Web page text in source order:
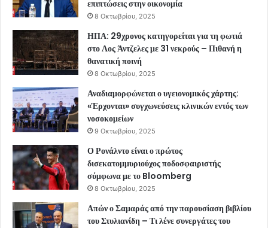
επιπτώσεις στην οικονομία
8 Οκτωβρίου, 2025
ΗΠΑ: 29χρονος κατηγορείται για τη φωτιά
στο Λος Άντζελες με 31 νεκρούς – Πιθανή η
θανατική ποινή
8 Οκτωβρίου, 2025
Αναδιαμορφώνεται ο υγειονομικός χάρτης:
«Έρχονται» συγχωνεύσεις κλινικών εντός των
νοσοκομείων
9 Οκτωβρίου, 2025
Ο Ρονάλντο είναι ο πρώτος
δισεκατομμυριούχος ποδοσφαιριστής
σύμφωνα με το Bloomberg
8 Οκτωβρίου, 2025
Απών ο Σαμαράς από την παρουσίαση βιβλίου
του Στυλιανίδη – Τι λένε συνεργάτες του